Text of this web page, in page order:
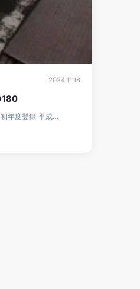
2024.11.18
年度登録 平成…